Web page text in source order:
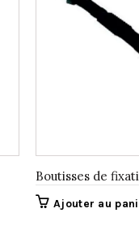
Boutisses de
Ajouter au